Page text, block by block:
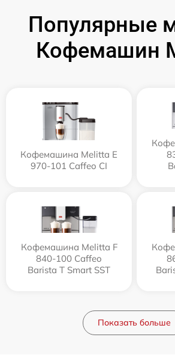
Популярные
Кофемашин
Кофемашина Melitta Е
970-101 Caffeo CI
Кофемашина Melitta F
840-100 Caffeo
Barista T Smart SST
Показать больше